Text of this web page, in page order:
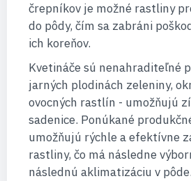
črepníkov je možné rastliny
do pôdy, čím sa zabráni
ich koreňov.
Kvetináče sú nenahraditeľné
jarných plodinách zeleniny,
ovocných rastlín - umožňujú
sadenice. Ponúkané
umožňujú rýchle a efektívne
rastliny, čo má následne
následnú aklimatizáciu v pôde.